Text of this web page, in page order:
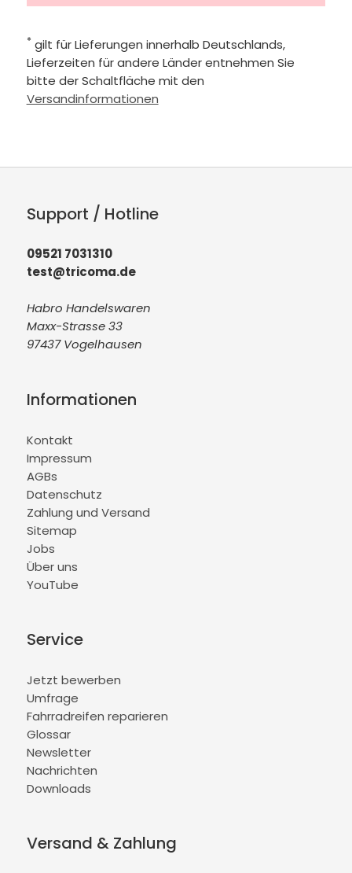
* gilt für Lieferungen innerhalb Deutschlands,
Lieferzeiten für andere Länder entnehmen Sie
bitte der Schaltfläche mit den
Versandinformationen
Support / Hotline
09521 7031310
test@tricoma.de
Habro Handelswaren
Maxx-Strasse 33
97437 Vogelhausen
Informationen
Kontakt
Impressum
AGBs
Datenschutz
Zahlung und Versand
Sitemap
Jobs
Über uns
YouTube
Service
Jetzt bewerben
Umfrage
Fahrradreifen reparieren
Glossar
Newsletter
Nachrichten
Downloads
Versand & Zahlung